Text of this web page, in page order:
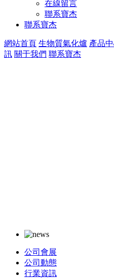
在線留言
聯系寶杰
聯系寶杰
網站首頁 生物質氣化爐 產品
訊 關于我們 聯系寶杰
公司會展
公司動態
行業資訊